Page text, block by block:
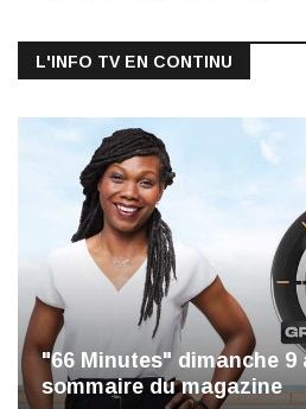
L'INFO TV EN CONTINU
"66 Minutes" dimanche 9
sommaire du magazine